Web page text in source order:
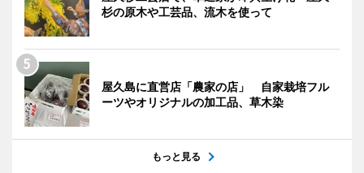
杉の原木や工芸品、流木を使って
屋久島に直営店「農家の店」 自家栽培フル
ーツやオリジナルの加工品、草木染
もっと見る